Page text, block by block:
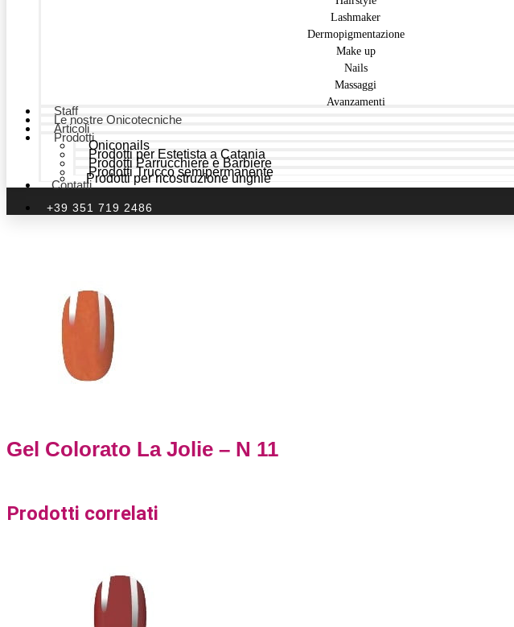
Lashmaker
Dermopigmentazione
Make up
Nails
Massaggi
Avanzamenti
Staff
Le nostre Onicotecniche
Articoli
Prodotti
Oniconails
Prodotti per Estetista a Catania
Prodotti Parrucchiere e Barbiere
Prodotti Trucco semipermanente
Prodotti per ricostruzione unghie
Contatti
+39 351 719 2486
Gel Colorato La Jolie – N 11
Prodotti correlati